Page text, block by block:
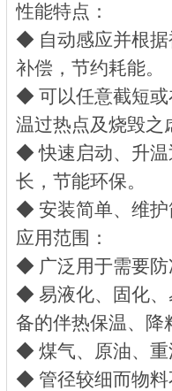
性能特点：
◆ 自动感应并根据
补偿，节约耗能。
◆ 可以任意截短或
温过热点及烧毁之虑
◆ 快速启动、升温
长，节能环保。
◆ 安装简单、维护
应用范围：
◆ 广泛用于需要防冻
◆ 易液化、固化
备的伴热保温、降
◆ 煤气、原油
◆ 管径较细而物料